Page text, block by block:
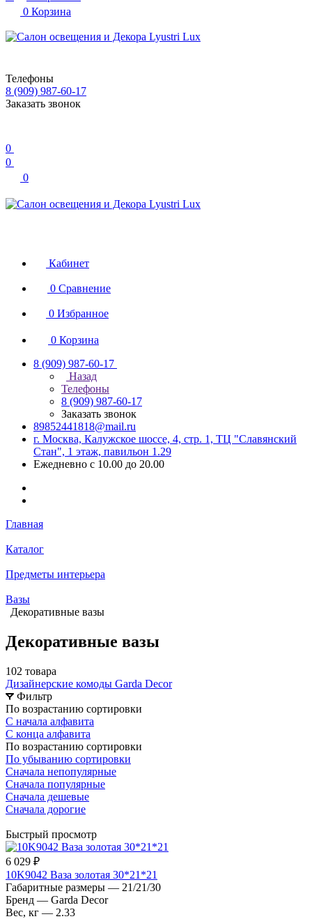
0 Корзина
Телефоны
8 (909) 987-60-17
Заказать звонок
0
0
0
Кабинет
0 Сравнение
0 Избранное
0 Корзина
8 (909) 987-60-17
Назад
Телефоны
8 (909) 987-60-17
Заказать звонок
89852441818@mail.ru
г. Москва, Калужское шоссе, 4, стр. 1, ТЦ "Славянский
Стан", 1 этаж, павильон 1.29
Ежедневно с 10.00 до 20.00
Главная
Каталог
Предметы интерьера
Вазы
Декоративные вазы
Декоративные вазы
102 товара
Дизайнерские комоды Garda Decor
Фильтр
По возрастанию сортировки
С начала алфавита
С конца алфавита
По возрастанию сортировки
По убыванию сортировки
Сначала непопулярные
Сначала популярные
Сначала дешевые
Сначала дорогие
Быстрый просмотр
6 029 ₽
10K9042 Ваза золотая 30*21*21
Габаритные размеры — 21/21/30
Бренд — Garda Decor
Вес, кг — 2.33